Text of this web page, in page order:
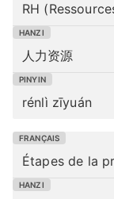
RH
人力资源
rénlì zīyuán
Étapes de la